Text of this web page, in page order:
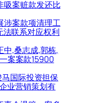
吸案赃款发还比
涉案款项清理工
法联系对应权利
中,桑志成,郭栋,
案案款15900
马国际投资担保
业营销策划有